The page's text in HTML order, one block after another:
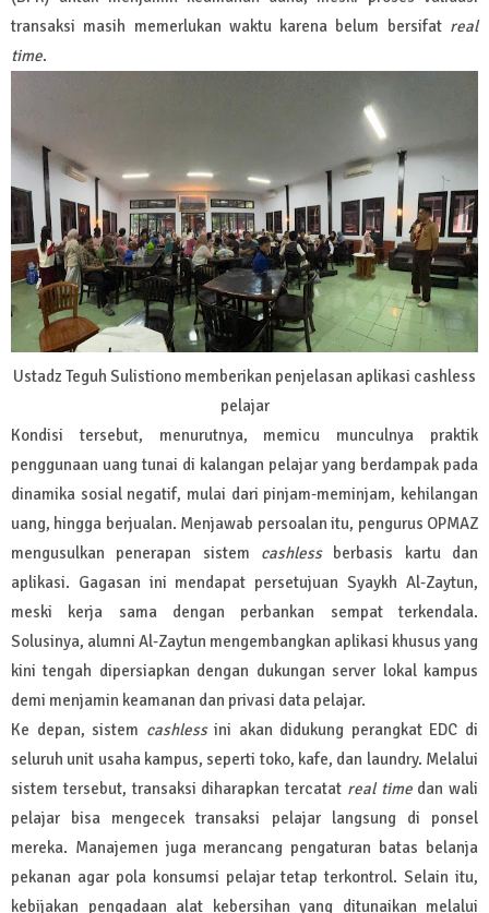
transaksi masih memerlukan waktu karena belum bersifat real
time.
Ustadz Teguh Sulistiono memberikan penjelasan aplikasi cashless
pelajar
Kondisi tersebut, menurutnya, memicu munculnya praktik
penggunaan uang tunai di kalangan pelajar yang berdampak pada
dinamika sosial negatif, mulai dari pinjam-meminjam, kehilangan
uang, hingga berjualan. Menjawab persoalan itu, pengurus OPMAZ
mengusulkan penerapan sistem cashlessberbasis kartu dan
aplikasi. Gagasan ini mendapat persetujuan Syaykh Al-Zaytun,
meski kerja sama dengan perbankan sempat terkendala.
Solusinya, alumni Al-Zaytun mengembangkan aplikasi khusus yang
kini tengah dipersiapkan dengan dukungan server lokal kampus
demi menjamin keamanan dan privasi data pelajar.
Ke depan, sistem cashlessini akan didukung perangkat EDC di
seluruh unit usaha kampus, seperti toko, kafe, dan laundry. Melalui
sistem tersebut, transaksi diharapkan tercatat real timedan wali
pelajar bisa mengecek transaksi pelajar langsung di ponsel
mereka. Manajemen juga merancang pengaturan batas belanja
pekanan agar pola konsumsi pelajar tetap terkontrol. Selain itu,
kebijakan pengadaan alat kebersihan yang ditunaikan melalui